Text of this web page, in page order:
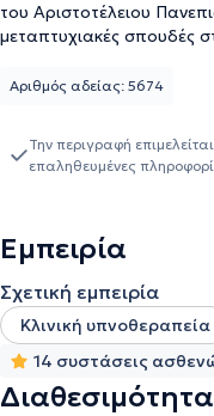
του Αριστοτέλειου
μεταπτυχιακές σπουδές
Ψυχοθεραπεία και
Διαθέτει εμπειρία 18
παρέχοντας τη
συνεργάτες στην
δημιουργία από την
χρειάζεται ο κάθε
συνεδρίες και θεραπείες
Αριθμός αδείας: 5674
Την περιγραφή
επαληθευμένες
Εμπειρία
Σχετική εμπειρία
Κλινική υπνοθεραπεία
14 συστάσεις
Διαθεσιμότητα